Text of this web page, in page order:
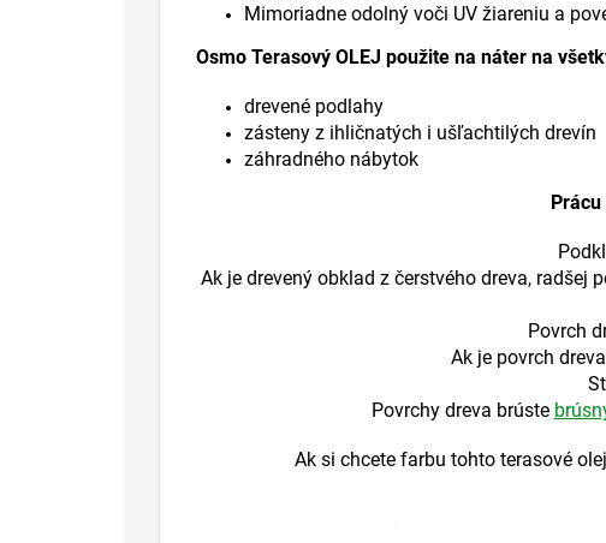
Mimoriadne odolný voči UV žiareniu a
Osmo Terasový OLEJ použite na náter na
drevené podlahy
zásteny z ihličnatých i ušľachtilých drevín
záhradného nábytok
Ak je drevený obklad z čerstvého dreva,
Povrch
Ak je povrch
Povrchy dreva brúste
Ak si chcete farbu tohto terasové